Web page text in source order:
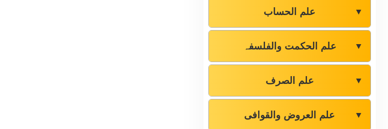
علم الحساب ▼
علم الحکمت والفلسفہ ▼
علم الصرف ▼
علم العروض والقوافی ▼